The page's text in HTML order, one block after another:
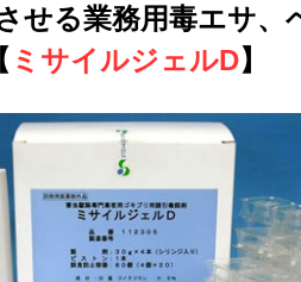
せる業務用毒エサ、
ミサイルジェルD】